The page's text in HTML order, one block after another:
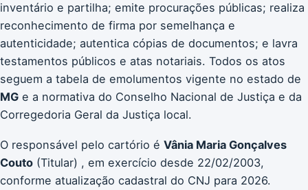
inventário e partilha; emite procurações públicas; realiza
reconhecimento de firma por semelhança e
autenticidade; autentica cópias de documentos; e lavra
testamentos públicos e atas notariais. Todos os atos
seguem a tabela de emolumentos vigente no estado de
MG e a normativa do Conselho Nacional de Justiça e da
Corregedoria Geral da Justiça local.
O responsável pelo cartório é Vânia Maria Gonçalves
Couto (Titular) , em exercício desde 22/02/2003,
conforme atualização cadastral do CNJ para 2026.